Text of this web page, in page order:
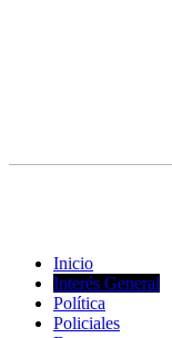
Inicio
Interés General
Política
Policiales